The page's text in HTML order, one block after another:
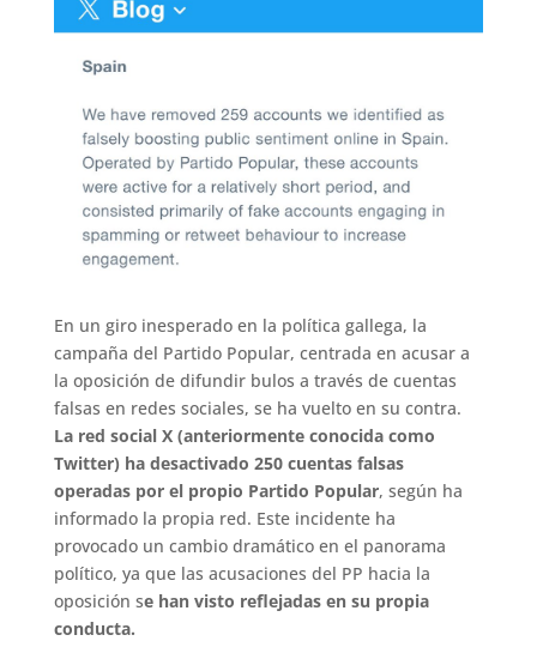
En un giro inesperado en la política gallega, la
campaña del Partido Popular, centrada en acusar a
la oposición de difundir bulos a través de cuentas
falsas en redes sociales, se ha vuelto en su contra.
La red social X (anteriormente conocida como
Twitter) ha desactivado 250 cuentas falsas
operadas por el propio Partido Popular, según ha
informado la propia red. Este incidente ha
provocado un cambio dramático en el panorama
político, ya que las acusaciones del PP hacia la
oposición se han visto reflejadas en su propia
conducta.